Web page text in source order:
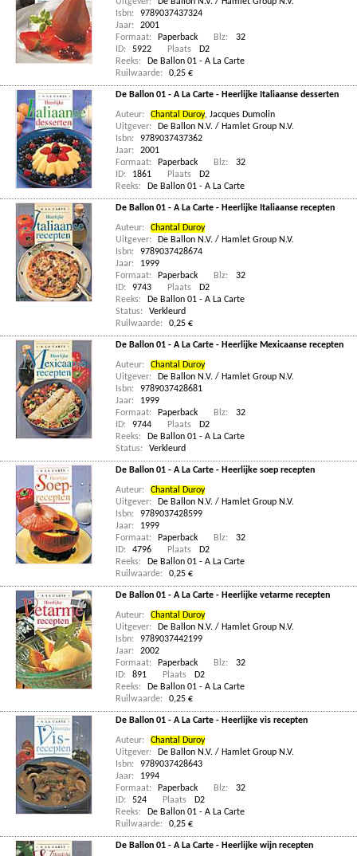
Isbn:
9789037437324
Jaar:
2001
Formaat:
Paperback Blz:
32
ID:
5922 Plaats
D2
Reeks:
De Ballon 01 - A La Carte
Ruilwaarde:
0,25 €
De Ballon 01 - A La Carte - Heerlijke Italiaanse desserten
Auteur: Chantal Duroy, Jacques Dumolin
Uitgever:
De Ballon N.V. / Hamlet Group N.V.
Isbn:
9789037437362
Jaar:
2001
Formaat:
Paperback Blz:
32
ID:
1861 Plaats
D2
Reeks:
De Ballon 01 - A La Carte
De Ballon 01 - A La Carte - Heerlijke Italiaanse recepten
Auteur:
Chantal Duroy
Uitgever:
De Ballon N.V. / Hamlet Group N.V.
Isbn:
9789037428674
Jaar:
1999
Formaat:
Paperback Blz:
32
ID:
9743 Plaats
D2
Reeks:
De Ballon 01 - A La Carte
Status:
Verkleurd
Ruilwaarde:
0,25 €
De Ballon 01 - A La Carte - Heerlijke Mexicaanse recepten
Auteur:
Chantal Duroy
Uitgever:
De Ballon N.V. / Hamlet Group N.V.
Isbn:
9789037428681
Jaar:
1999
Formaat:
Paperback Blz:
32
ID:
9744 Plaats
D2
Reeks:
De Ballon 01 - A La Carte
Status:
Verkleurd
De Ballon 01 - A La Carte - Heerlijke soep recepten
Auteur:
Chantal Duroy
Uitgever:
De Ballon N.V. / Hamlet Group N.V.
Isbn:
9789037428599
Jaar:
1999
Formaat:
Paperback Blz:
32
ID:
4796 Plaats
D2
Reeks:
De Ballon 01 - A La Carte
Ruilwaarde:
0,25 €
De Ballon 01 - A La Carte - Heerlijke vetarme recepten
Auteur:
Chantal Duroy
Uitgever:
De Ballon N.V. / Hamlet Group N.V.
Isbn:
9789037442199
Jaar:
2002
Formaat:
Paperback Blz:
32
ID:
891 Plaats
D2
Reeks:
De Ballon 01 - A La Carte
Ruilwaarde:
0,25 €
De Ballon 01 - A La Carte - Heerlijke vis recepten
Auteur:
Chantal Duroy
Uitgever:
De Ballon N.V. / Hamlet Group N.V.
Isbn:
9789037428643
Jaar:
1994
Formaat:
Paperback Blz:
32
ID:
524 Plaats
D2
Reeks:
De Ballon 01 - A La Carte
Ruilwaarde:
0,25 €
De Ballon 01 - A La Carte - Heerlijke wijn recepten